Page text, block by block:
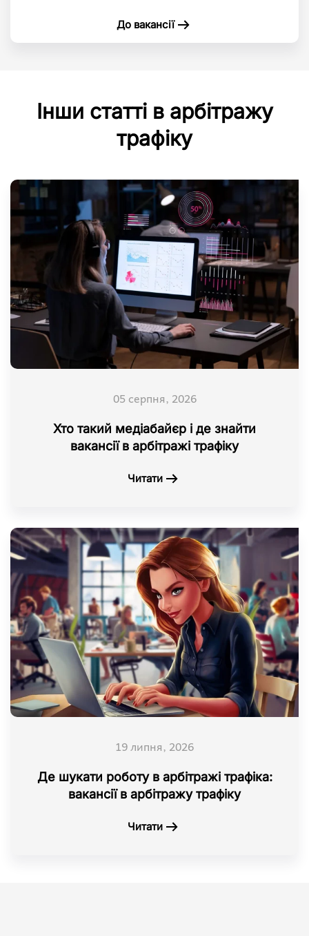
До вакансії
Інши статті в арбітражу
трафіку
05 серпня, 2026
Хто такий медіабайєр і де знайти
вакансії в арбітражі трафіку
Читати
19 липня, 2026
Де шукати роботу в арбітражі трафіка:
вакансії в арбітражу трафіку
Читати